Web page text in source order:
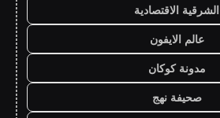
الشرقية الاقتصادية
عالم الايفون
مدونة كوكان
صحيفة نهج